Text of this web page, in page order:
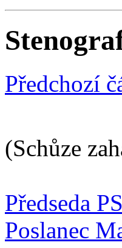
Předchozí
(Schůze
Předseda
Poslanec